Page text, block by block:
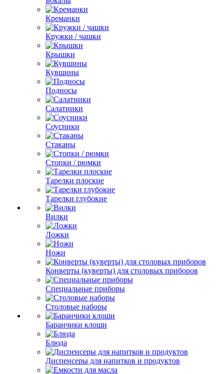
Креманки
Кружки / чашки
Крышки
Кувшины
Подносы
Салатники
Соусники
Стаканы
Стопки / рюмки
Тарелки плоские
Тарелки глубокие
Вилки
Ложки
Ножи
Конверты (куверты) для столовых приборов
Специальные приборы
Столовые наборы
Баранчики клоши
Блюда
Диспенсеры для напитков и продуктов